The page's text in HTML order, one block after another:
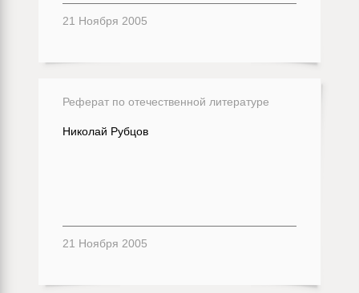
21 Ноября 2005
Реферат по отечественной литературе
Николай Рубцов
21 Ноября 2005